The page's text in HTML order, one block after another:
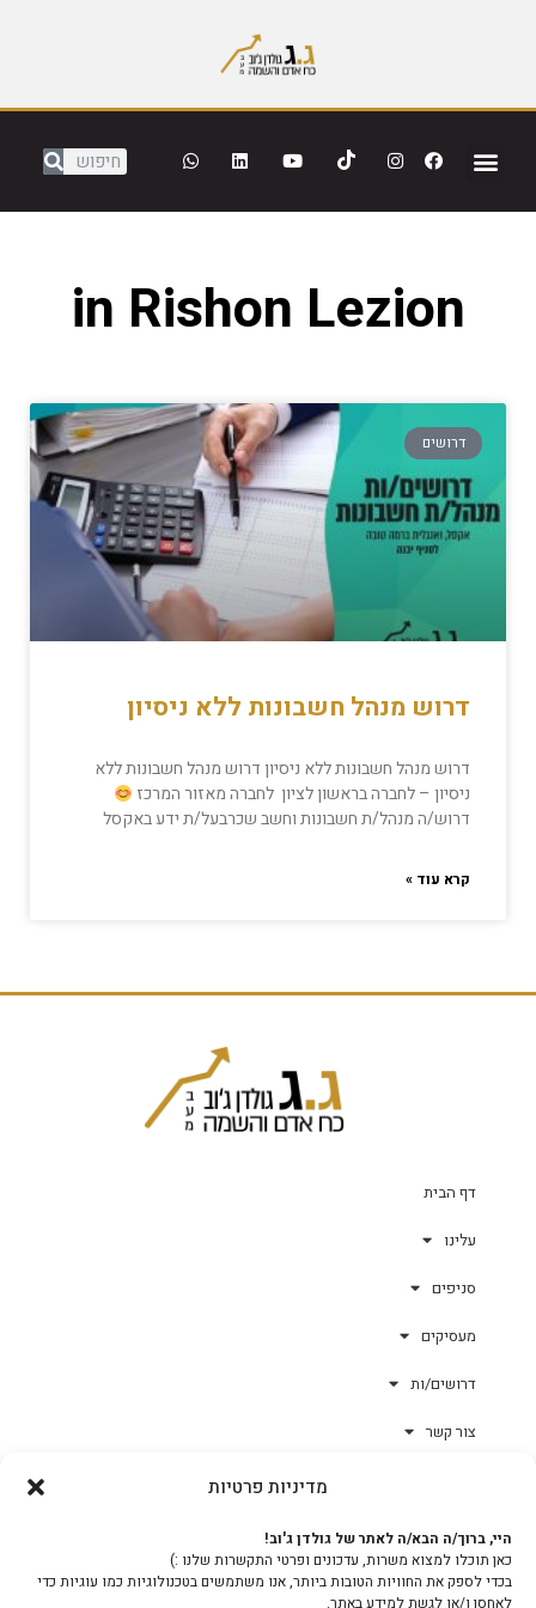
מדיניות פרטיות
היי, ברוך/ה הבא/ה לאתר של גולדן ג'וב!
כאן תוכלו למצוא משרות, עדכונים ופרטי התקשרות שלנו :)
בכדי לספק את החוויות הטובות ביותר, אנו משתמשים בטכנולוגיות כמו עוגיות כדי
לאחסן ו/או לגשת למידע באתר.
in Rishon Lezion
דרושים
דרוש מנהל חשבונות ללא ניסיון
דרוש מנהל חשבונות ללא ניסיון דרוש מנהל חשבונות ללא
ניסיון – לחברה בראשון לציון לחברה מאזור המרכז
דרוש/ה מנהל/ת חשבונות וחשב שכרבעל/ת ידע באקסל
קרא עוד »
דף הבית
עלינו
סניפים
מעסיקים
דרושים/ות
צור קשר
צוות